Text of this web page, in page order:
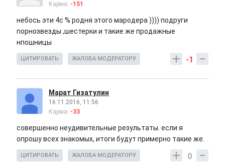
Карма: -151
небось эти 4с % родня этого мародера )))) подруги
порнозвезды ,шестерки и такие же продажные
нпошницы
-1
ЦИТИРОВАТЬ ЖАЛОБА МОДЕРАТОРУ
Марат Гизатулин
16.11.2016, 11:56
Карма: -33
совершенно неудивительные результаты. если я
опрошу всех знакомых, итоги будут примерно такие же.
0
ЦИТИРОВАТЬ ЖАЛОБА МОДЕРАТОРУ